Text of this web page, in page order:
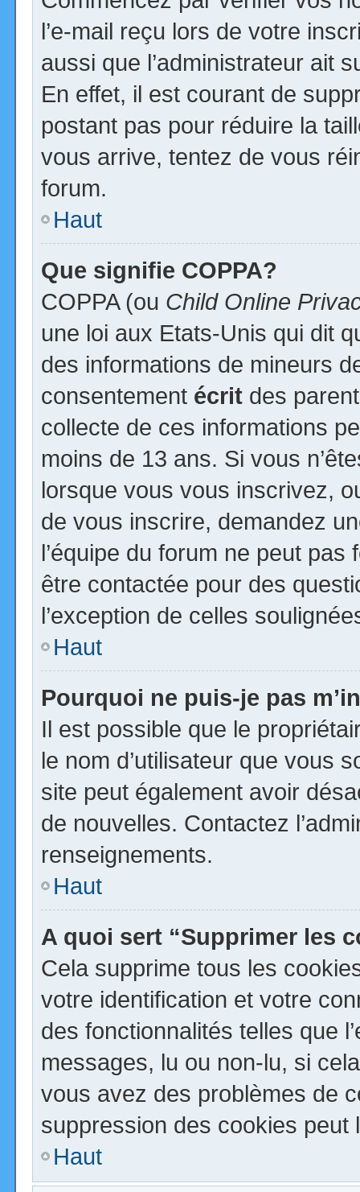
l’e-mail reçu lors de votre
aussi que l’administrateur ait
En effet, il est courant de
postant pas pour réduire la
vous arrive, tentez de vous
forum.
Haut
Que signifie COPPA?
COPPA (ou Child Online
une loi aux Etats-Unis qui dit
des informations de mineurs
consentement écrit des
collecte de ces informations
moins de 13 ans. Si vous
lorsque vous vous inscrivez,
de vous inscrire, demandez
l’équipe du forum ne peut
être contactée pour des
l’exception de celles
Haut
Pourquoi ne puis-je pas
Il est possible que le
le nom d’utilisateur que vous
site peut également avoir
de nouvelles. Contactez
renseignements.
Haut
A quoi sert “Supprimer les
Cela supprime tous les
votre identification et votre
des fonctionnalités telles que
messages, lu ou non-lu, si
vous avez des problèmes de
suppression des cookies peut
Haut